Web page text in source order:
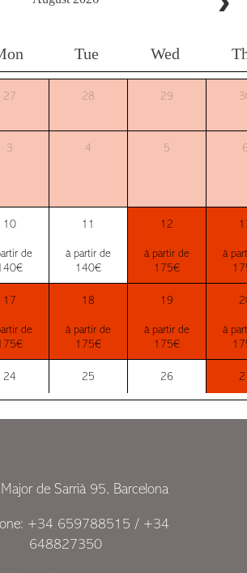
Tue Wed
27 28 29
3 4 5
10 11 12
de
à partir de
140€
à partir de
175€
à
17 18 19
de
à partir de
175€
à partir de
175€
à
24 25 26
160€
160€
de
175€
à partir de
170€
à partir de
170€
de Sarrià 95, Barcelona
+34 659788515 / +34
648827350